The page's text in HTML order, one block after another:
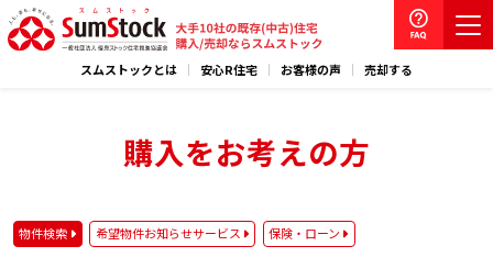
スムストックとは 安心R住宅 お客様の声 売却する
購入をお考えの方
物件検索 希望物件お知らせサービス 保険・ローン